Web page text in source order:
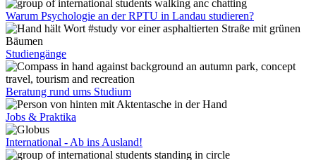
Warum Psychologie an der RPTU in Landau studieren?
Studiengänge
Beratung rund ums Studium
Jobs & Praktika
International - Ab ins Ausland!